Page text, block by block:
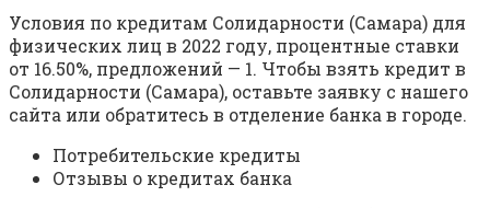
Условия по кредитам Солидарности (Самара) для
физических лиц в 2022 году, процентные ставки
от 16.50%, предложений — 1. Чтобы взять кредит в
Солидарности (Самара), оставьте заявку с нашего
сайта или обратитесь в отделение банка в городе.
Потребительские кредиты
Отзывы о кредитах банка